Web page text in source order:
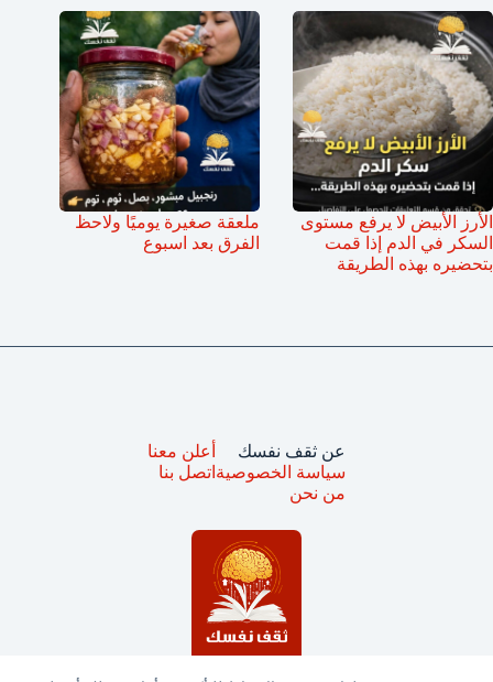
الأرز الأبيض لا يرفع مستوى
السكر في الدم إذا قمت
بتحضيره بهذه الطريقة
ملعقة صغيرة يوميًا ولاحظ
الفرق بعد اسبوع
عن ثقف نفسك
سياسة الخصوصية
من نحن
أعلن معنا
اتصل بنا